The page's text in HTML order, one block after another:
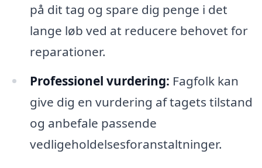
på dit tag og spare dig penge i det
lange løb ved at reducere behovet for
reparationer.
Professionel vurdering: Fagfolk kan
give dig en vurdering af tagets tilstand
og anbefale passende
vedligeholdelsesforanstaltninger.